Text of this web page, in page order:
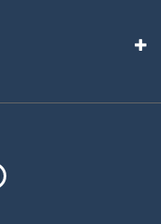
på Instagram